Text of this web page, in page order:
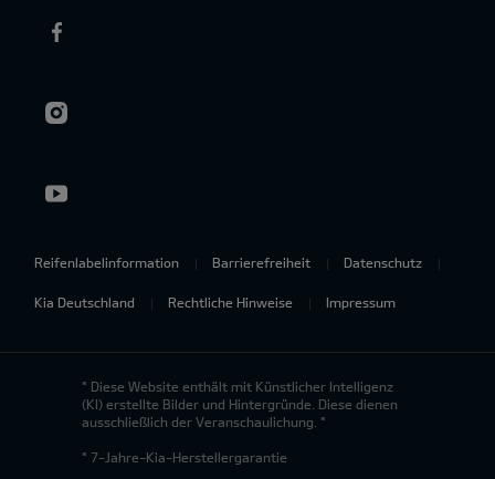
Reifenlabelinformation Barrierefreiheit Datenschutz
Kia Deutschland Rechtliche Hinweise Impressum
* Diese Website enthält mit Künstlicher Intelligenz
(KI) erstellte Bilder und Hintergründe. Diese dienen
ausschließlich der Veranschaulichung. *
* 7-Jahre-Kia-Herstellergarantie